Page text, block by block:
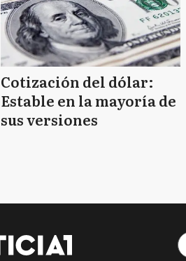
Cotización del dólar:
Estable en la mayoría de
sus versiones